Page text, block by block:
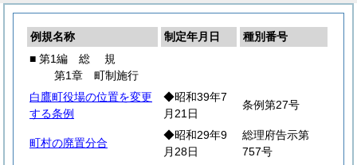
例規名称 制定年月日
種別番号
■ 第1編 総 規
第1章 町制施行
白鷹町役場の位置を変更
する条例
◆昭和39年7
月21日
条例第27号
町村の廃置分合
◆昭和29年9
月28日
総理府告示第
757号